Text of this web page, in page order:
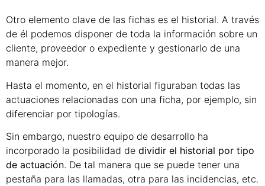
Otro elemento clave de las fichas es el historial. A través
de él podemos disponer de toda la información sobre un
cliente, proveedor o expediente y gestionarlo de una
manera mejor.
Hasta el momento, en el historial figuraban todas las
actuaciones relacionadas con una ficha, por ejemplo, sin
diferenciar por tipologías.
Sin embargo, nuestro equipo de desarrollo ha
incorporado la posibilidad de dividir el historial por tipo
de actuación. De tal manera que se puede tener una
pestaña para las llamadas, otra para las incidencias, etc.